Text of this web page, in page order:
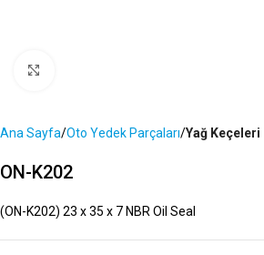
Ana Sayfa Oto Yedek Parçaları Yağ Keçeleri
ON-K202
(ON-K202) 23 x 35 x 7 NBR Oil Seal